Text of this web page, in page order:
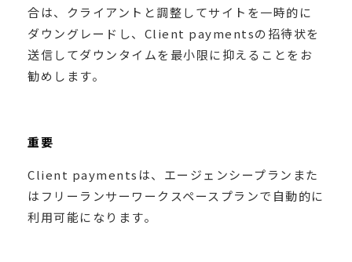
合は、クライアントと調整してサイトを一時的に
ダウングレードし、Client paymentsの招待状を
送信してダウンタイムを最小限に抑えることをお
勧めします。
重要
Client paymentsは、エージェンシープランまた
はフリーランサーワークスペースプランで自動的に
利用可能になります。